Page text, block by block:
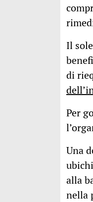
Il
di
Per
Una
alla
nella